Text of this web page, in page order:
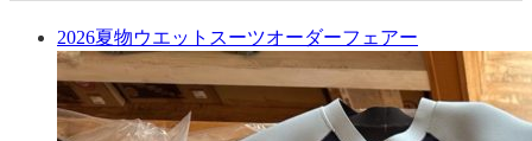
2026夏物ウエットスーツオーダーフェアー